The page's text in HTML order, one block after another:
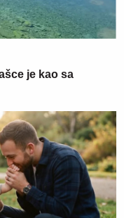
je kao sa